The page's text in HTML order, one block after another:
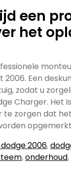
een
het
Een
zodat u
Charger. Het
te zorgen dat
2006,
,onderhoud,